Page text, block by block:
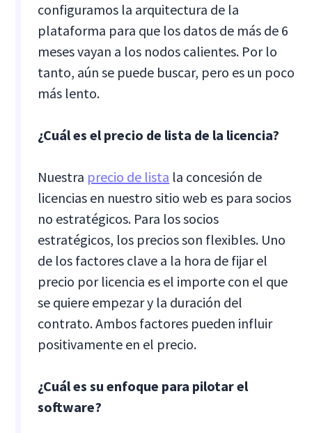
configuramos la arquitectura de la
plataforma para que los datos de más de 6
meses vayan a los nodos calientes. Por lo
tanto, aún se puede buscar, pero es un poco
más lento.
¿Cuál es el precio de lista de la licencia?
Nuestra precio de lista la concesión de
licencias en nuestro sitio web es para socios
no estratégicos. Para los socios
estratégicos, los precios son flexibles. Uno
de los factores clave a la hora de fijar el
precio por licencia es el importe con el que
se quiere empezar y la duración del
contrato. Ambos factores pueden influir
positivamente en el precio.
¿Cuál es su enfoque para pilotar el
software?